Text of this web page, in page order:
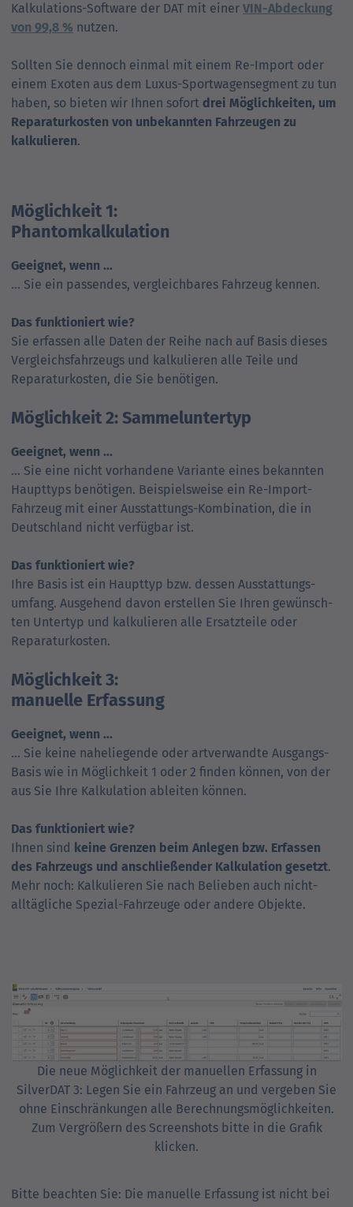
Kalkulations-Software der DAT mit einer VIN-Abdeckung
von 99,8 % nutzen.
Sollten Sie dennoch einmal mit einem Re-Import oder
einem Exoten aus dem Luxus-Sport­wagen­segment zu tun
haben, so bieten wir Ihnen sofort drei Möglichkeiten, um
Reparatur­kosten von unbekannten Fahrzeugen zu
kalkulieren.
Möglichkeit 1:
Phantom­kalkulation
Geeignet, wenn ...
... Sie ein passendes, vergleichbares Fahrzeug kennen.
Das funktioniert wie?
Sie erfassen alle Daten der Reihe nach auf Basis dieses
Vergleichsfahrzeugs und kalkulieren alle Teile und
Reparaturkosten, die Sie benötigen.
Möglichkeit 2: Sammel­unter­typ
Geeignet, wenn ...
... Sie eine nicht vorhandene Variante eines bekannten
Haupttyps benötigen. Beispiels­weise ein Re-Import-
Fahrzeug mit einer Ausstattungs-Kombination, die in
Deutschland nicht verfügbar ist.
Das funktioniert wie?
Ihre Basis ist ein Haupttyp bzw. dessen Ausstattungs­
umfang. Ausgehend davon erstellen Sie Ihren gewünsch­
ten Untertyp und kalkulieren alle Ersatzteile oder
Reparaturkosten.
Möglichkeit 3:
manuelle Erfassung
Geeignet, wenn ...
... Sie keine naheliegende oder artverwandte Aus­gangs-
Basis wie in Möglichkeit 1 oder 2 finden können, von der
aus Sie Ihre Kalkulation ableiten können.
Das funktioniert wie?
Ihnen sind keine Grenzen beim Anlegen bzw. Erfassen
des Fahrzeugs und anschließender Kalkulation gesetzt.
Mehr noch: Kalkulieren Sie nach Belieben auch nicht-
alltägliche Spezial-Fahrzeuge oder andere Objekte.
Die neue Möglichkeit der manuellen Erfassung in
SilverDAT 3: Legen Sie ein Fahrzeug an und vergeben Sie
ohne Einschränkungen alle Berechnungsmöglichkeiten.
Zum Vergrößern des Screenshots bitte in die Grafik
klicken.
Bitte beachten Sie: Die manuelle Erfassung ist nicht bei